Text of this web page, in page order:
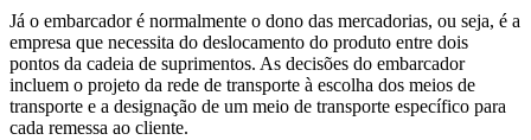
Já o embarcador é normalmente o dono das mercadorias, ou seja, é a
empresa que necessita do deslocamento do produto entre dois
pontos da cadeia de suprimentos. As decisões do embarcador
incluem o projeto da rede de transporte à escolha dos meios de
transporte e a designação de um meio de transporte específico para
cada remessa ao cliente.